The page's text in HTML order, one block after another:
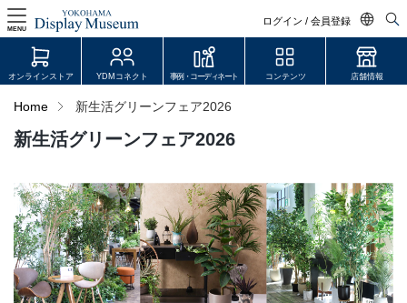
ログイン / 会員登録
日本語
MENU
ログイン・会員登録
オンラインストア
YDM Connect
会員登録・取引申請
オンラインストア YDMコネクト 事例・コーディネート コンテンツ 店舗情報
Home 新生活グリーンフェア2026
新生活グリーンフェア2026